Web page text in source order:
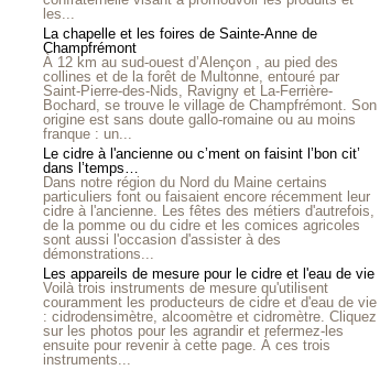
les...
La chapelle et les foires de Sainte-Anne de
Champfrémont
À 12 km au sud-ouest d’Alençon , au pied des
collines et de la forêt de Multonne, entouré par
Saint-Pierre-des-Nids, Ravigny et La-Ferrière-
Bochard, se trouve le village de Champfrémont. Son
origine est sans doute gallo-romaine ou au moins
franque : un...
Le cidre à l'ancienne ou c’ment on faisint l’bon cit’
dans l’temps…
Dans notre région du Nord du Maine certains
particuliers font ou faisaient encore récemment leur
cidre à l'ancienne. Les fêtes des métiers d'autrefois,
de la pomme ou du cidre et les comices agricoles
sont aussi l'occasion d'assister à des
démonstrations...
Les appareils de mesure pour le cidre et l'eau de vie
Voilà trois instruments de mesure qu'utilisent
couramment les producteurs de cidre et d'eau de vie
: cidrodensimètre, alcoomètre et cidromètre. Cliquez
sur les photos pour les agrandir et refermez-les
ensuite pour revenir à cette page. À ces trois
instruments...